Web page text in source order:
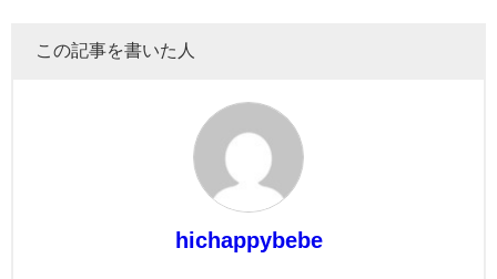
この記事を書いた人
hichappybebe